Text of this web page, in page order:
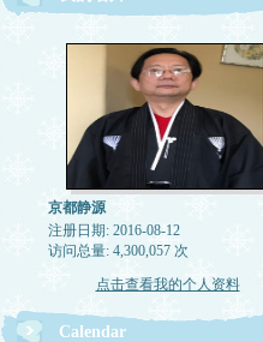
京都静源
注册日期: 2016-08-12
访问总量: 4,300,057 次
点击查看我的个人资料
Calendar